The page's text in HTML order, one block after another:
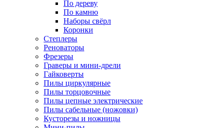
По дереву
По камню
Наборы свёрл
Коронки
Степлеры
Реноваторы
Фрезеры
Граверы и мини-дрели
Гайковерты
Пилы циркулярные
Пилы торцовочные
Пилы цепные электрические
Пилы сабельные (ножовки)
Кусторезы и ножницы